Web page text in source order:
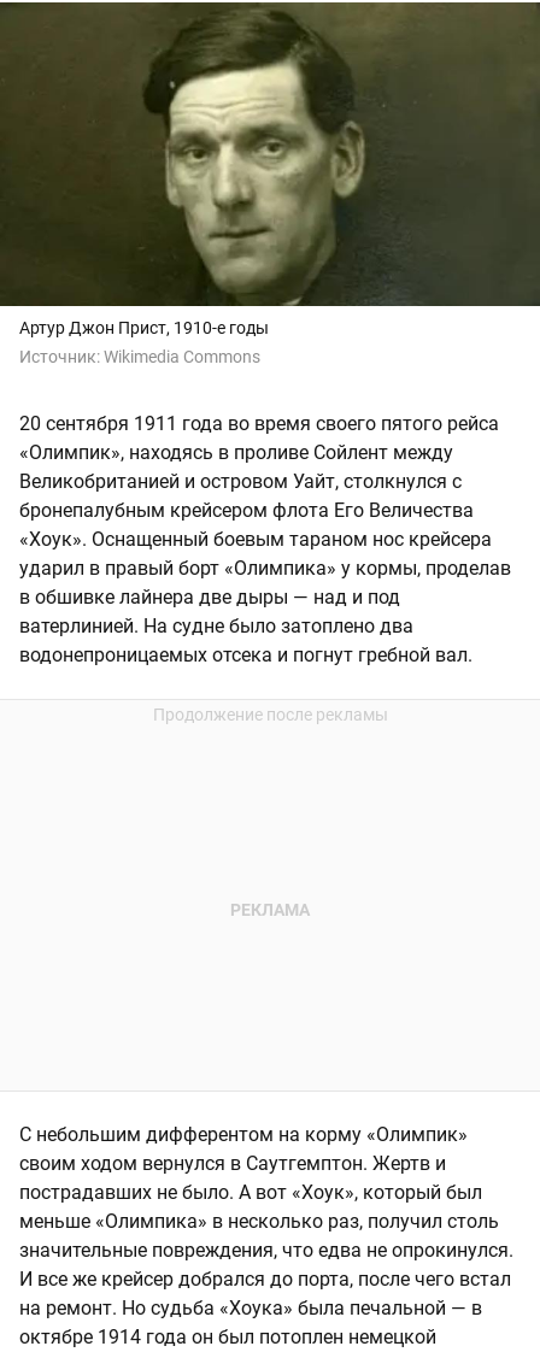
Артур Джон Прист, 1910-е годы
Источник:Wikimedia Commons
20 сентября 1911 года во время своего пятого рейса
«Олимпик», находясь в проливе Сойлент между
Великобританией и островом Уайт, столкнулся с
бронепалубным крейсером флота Его Величества
«Хоук». Оснащенный боевым тараном нос крейсера
ударил в правый борт «Олимпика» у кормы, проделав
в обшивке лайнера две дыры — над и под
ватерлинией. На судне было затоплено два
водонепроницаемых отсека и погнут гребной вал.
С небольшим дифферентом на корму «Олимпик»
своим ходом вернулся в Саутгемптон. Жертв и
пострадавших не было. А вот «Хоук», который был
меньше «Олимпика» в несколько раз, получил столь
значительные повреждения, что едва не опрокинулся.
И все же крейсер добрался до порта, после чего встал
на ремонт. Но судьба «Хоука» была печальной — в
октябре 1914 года он был потоплен немецкой